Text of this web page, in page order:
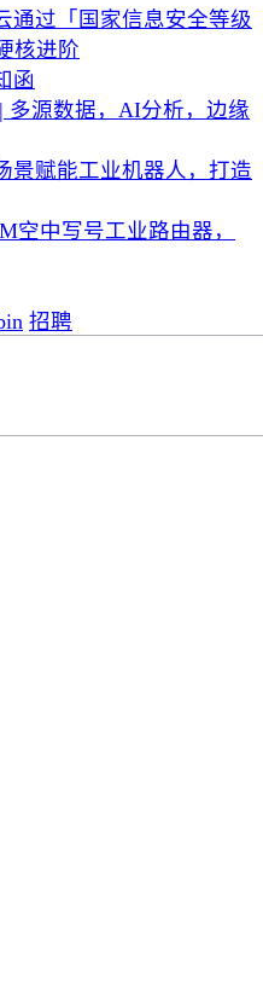
通过「国家信息安全等级
核进阶
函
多源数据，AI分析，边缘
景赋能工业机器人，打造
空中写号工业路由器，
招聘